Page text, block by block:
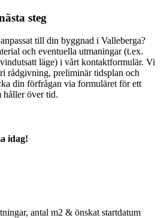
steg
till din byggnad i Valleberga?
och eventuella utmaningar (t.ex.
läge) i vårt kontaktformulär. Vi
rådgivning, preliminär tidsplan och
din förfrågan via formuläret för ett
håller över tid.
idag!
antal m2 & önskat startdatum